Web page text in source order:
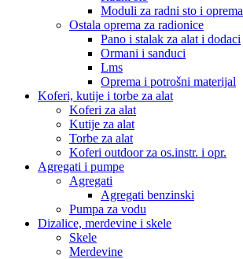
Moduli za radni sto i oprema
Ostala oprema za radionice
Pano i stalak za alat i dodaci
Ormani i sanduci
Lms
Oprema i potrošni materijal
Koferi, kutije i torbe za alat
Koferi za alat
Kutije za alat
Torbe za alat
Koferi outdoor za os.instr. i opr.
Agregati i pumpe
Agregati
Agregati benzinski
Pumpa za vodu
Dizalice, merdevine i skele
Skele
Merdevine